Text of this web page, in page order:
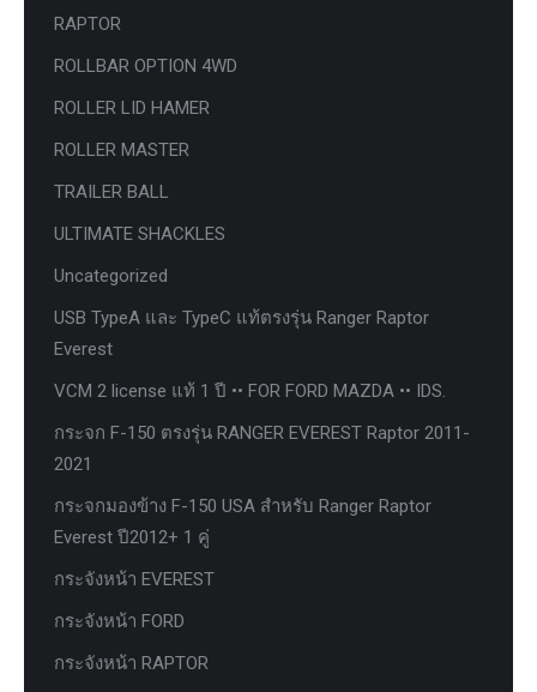
RAPTOR
ROLLBAR OPTION 4WD
ROLLER LID HAMER
ROLLER MASTER
TRAILER BALL
ULTIMATE SHACKLES
Uncategorized
USB TypeA และ TypeC แท้ตรงรุ่น Ranger Raptor
Everest
VCM 2 license แท้ 1 ปี •• FOR FORD MAZDA •• IDS.
กระจก F-150 ตรงรุ่น RANGER EVEREST Raptor 2011-
2021
กระจกมองข้าง F-150 USA สำหรับ Ranger Raptor
Everest ปี2012+ 1 คู่
กระจังหน้า EVEREST
กระจังหน้า FORD
กระจังหน้า RAPTOR